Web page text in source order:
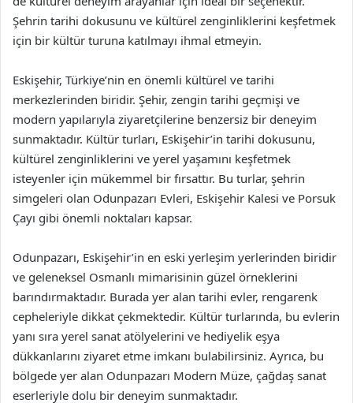
Şehrin tarihi dokusunu ve kültürel zenginliklerini keşfetmek
için bir kültür turuna katılmayı ihmal etmeyin.
Eskişehir, Türkiye’nin en önemli kültürel ve tarihi
merkezlerinden biridir. Şehir, zengin tarihi geçmişi ve
modern yapılarıyla ziyaretçilerine benzersiz bir deneyim
sunmaktadır. Kültür turları, Eskişehir’in tarihi dokusunu,
kültürel zenginliklerini ve yerel yaşamını keşfetmek
isteyenler için mükemmel bir fırsattır. Bu turlar, şehrin
simgeleri olan Odunpazarı Evleri, Eskişehir Kalesi ve Porsuk
Çayı gibi önemli noktaları kapsar.
Odunpazarı, Eskişehir’in en eski yerleşim yerlerinden biridir
ve geleneksel Osmanlı mimarisinin güzel örneklerini
barındırmaktadır. Burada yer alan tarihi evler, rengarenk
cepheleriyle dikkat çekmektedir. Kültür turlarında, bu evlerin
yanı sıra yerel sanat atölyelerini ve hediyelik eşya
dükkanlarını ziyaret etme imkanı bulabilirsiniz. Ayrıca, bu
bölgede yer alan Odunpazarı Modern Müze, çağdaş sanat
eserleriyle dolu bir deneyim sunmaktadır.